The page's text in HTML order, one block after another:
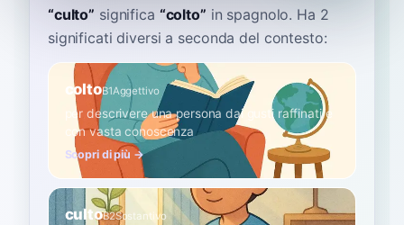
“culto” significa “colto” in spagnolo. Ha 2
significati diversi a seconda del contesto:
coltoB1Aggettivo
per descrivere una persona dai gusti raffinati e
con vasta conoscenza
Scopri di più →
cultoB2Sostantivo